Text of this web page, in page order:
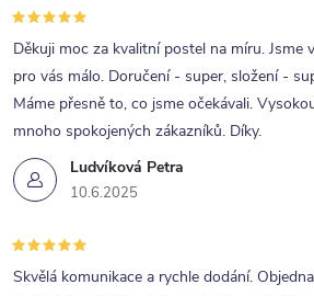
p
r
v
k
y
v
p
Ludvíková Petra
10.6.2025
Děkuji moc za kvalitní postel na míru. Jsme
pro vás málo. Doručení - super, složení -
Máme přesně to, co jsme očekávali.
mnoho spokojených zákazníků. Díky.
Skvělá komunikace a rychle dodání.